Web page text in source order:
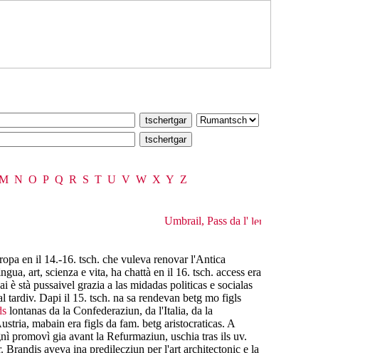
N O P Q R S T U V W X Y Z
Umbrail, Pass da l'
en il 14.-16. tsch. che vuleva renovar l'Antica
art, scienza e vita, ha chattà en il 16. tsch. access era
è stà pussaivel grazia a las midadas politicas e socialas
tardiv. Dapi il 15. tsch. na sa rendevan betg mo figls
lontanas da la Confederaziun, da l'Italia, da la
mabain era figls da fam. betg aristocraticas. A
promovì gia avant la Refurmaziun, uschia tras ils uv.
aveva ina predilecziun per l'art architectonic e la